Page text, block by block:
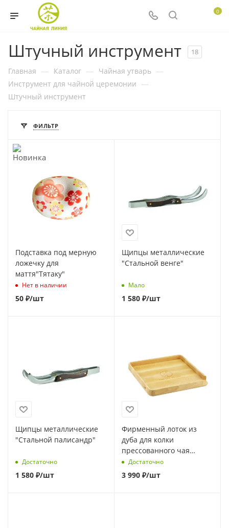
0
Штучный инструмент 18
Главная — Каталог — Чайная утварь —
Инструмент для чайной церемонии —
Штучный инструмент
ФИЛЬТР
Подставка под мерную
ложечку для
маття"Тятаку"
Нет в наличии
50 ₽/шт
Щипцы металлические
"Стальной венге"
Мало
1 580 ₽/шт
Щипцы металлические
"Стальной палисандр"
Достаточно
1 580 ₽/шт
Фирменный лоток из
дуба для колки
прессованного чая
"Вечность"
Достаточно
3 990 ₽/шт